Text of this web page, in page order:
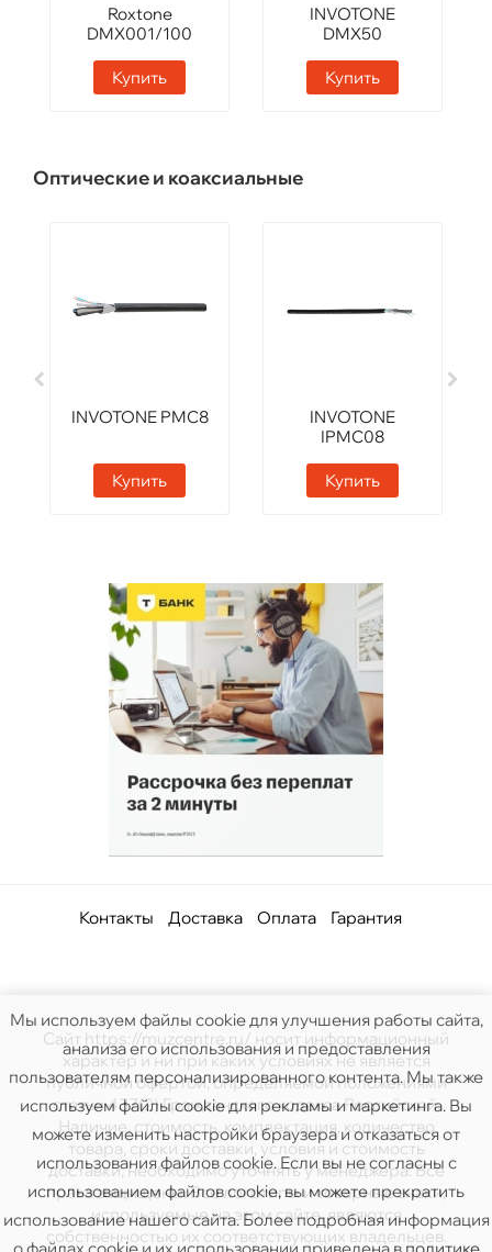
Roxtone
DMX001/100
Купить
INVOTONE
DMX50
Купить
Оптические и коаксиальные
INVOTONE PMC8
Купить
INVOTONE
IPMC08
Купить
Контакты Доставка Оплата Гарантия
Сайт https://muzcentre.ru/ носит информационный
характер и ни при каких условиях не является
публичной офертой, определяемой положениями
статьи 437(2) Гражданского кодекса Российской.
Наличие, стоимость, комплектация, количество
товара, сроки доставки, условия и стоимость
доставки, необходимо уточнять у менеджера. Все
права защищены. Все логотипы и товарные знаки,
используемые на этом сайте, являются
собственностью их соответствующих владельцев.
Мы используем файлы cookie для улучшения работы сайта,
анализа его использования и предоставления
пользователям персонализированного контента. Мы также
используем файлы cookie для рекламы и маркетинга. Вы
можете изменить настройки браузера и отказаться от
использования файлов cookie. Если вы не согласны с
использованием файлов cookie, вы можете прекратить
использование нашего сайта. Более подробная информация